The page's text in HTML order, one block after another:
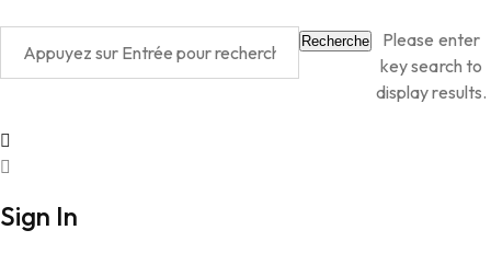
Recherche
Please enter
key search to
display results.
Sign In